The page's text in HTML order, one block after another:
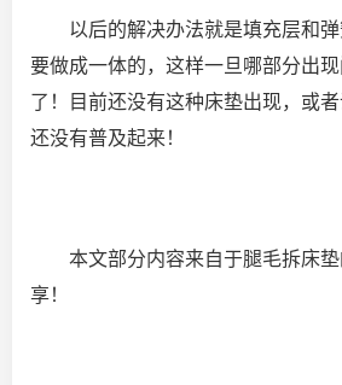
以后的解决办法就是填充层和
要做成一体的，这样一旦哪部分出
了！目前还没有这种床垫出现，或
还没有普及起来！
本文部分内容来自于腿毛拆床
享！